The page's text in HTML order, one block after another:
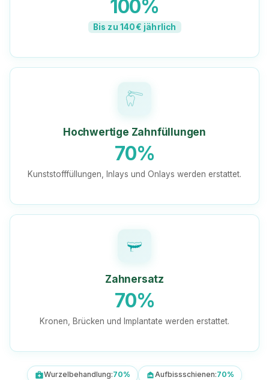
100%
Bis zu 140€ jährlich
Hochwertige Zahnfüllungen
70%
Kunststofffüllungen, Inlays und Onlays werden erstattet.
Zahnersatz
70%
Kronen, Brücken und Implantate werden erstattet.
medical_servicesWurzelbehandlung:70% night_shelterAufbissschienen:70%